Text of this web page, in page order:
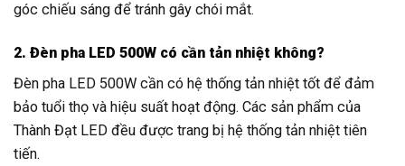
góc chiếu sáng để tránh gây chói mắt.
2. Đèn pha LED 500W có cần tản nhiệt không?
Đèn pha LED 500W cần có hệ thống tản nhiệt tốt để đảm
bảo tuổi thọ và hiệu suất hoạt động. Các sản phẩm của
Thành Đạt LED đều được trang bị hệ thống tản nhiệt tiên
tiến.